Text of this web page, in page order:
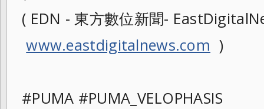
( EDN - 東方數位新聞-
www.eastdigitalnews.com )
#PUMA #PUMA_VELOPHASIS